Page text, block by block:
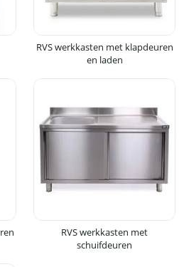
RVS werkkasten met klapdeuren
en laden
RVS werkkasten met
schuifdeuren